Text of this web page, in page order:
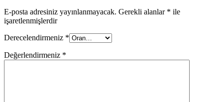
E-posta adresiniz yayınlanmayacak. Gerekli alanlar * ile
işaretlenmişlerdir
Derecelendirmeniz *
Değerlendirmeniz *